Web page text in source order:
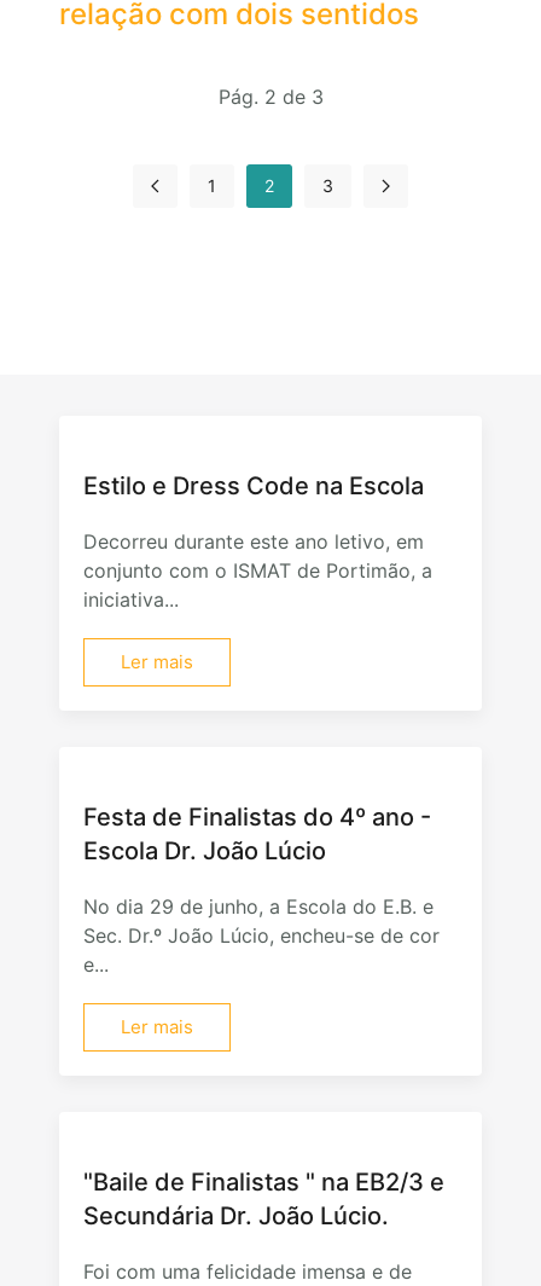
relação com dois sentidos
Pág. 2 de 3
1 2 3
Estilo e Dress Code na Escola
Decorreu durante este ano letivo, em
conjunto com o ISMAT de Portimão, a
iniciativa...
Ler mais
Festa de Finalistas do 4º ano -
Escola Dr. João Lúcio
No dia 29 de junho, a Escola do E.B. e
Sec. Dr.º João Lúcio, encheu-se de cor
e...
Ler mais
"Baile de Finalistas " na EB2/3 e
Secundária Dr. João Lúcio.
Foi com uma felicidade imensa e de